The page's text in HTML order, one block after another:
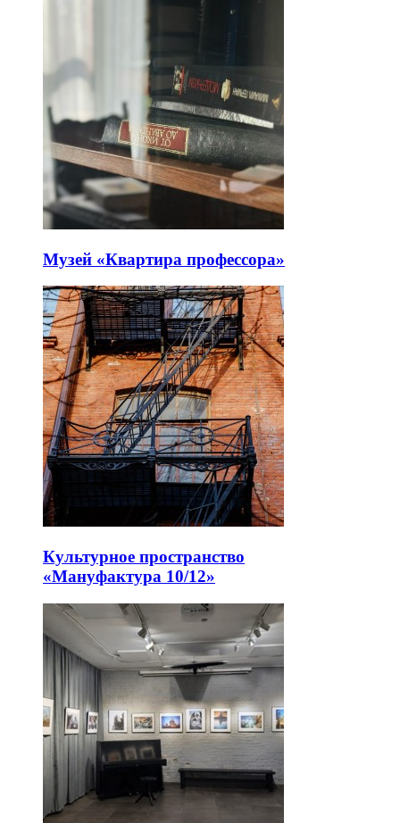
Музей «Квартира профессора»
Культурное пространство
«Мануфактура 10/12»